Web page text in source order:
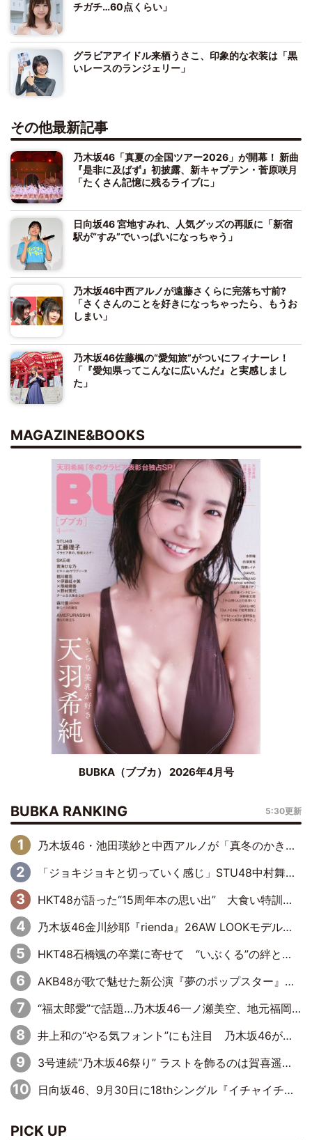
チガチ…60点くらい」
グラビアアイドル来栖うさこ、印象的な衣装は「黒
いレースのランジェリー」
その他最新記事
乃木坂46「真夏の全国ツアー2026」が開幕！ 新曲
『是非に及ばず』初披露、新キャプテン・菅原咲月
「たくさん記憶に残るライブに」
日向坂46 宮地すみれ、人気グッズの再販に「新宿
駅が“すみ”でいっぱいになっちゃう」
乃木坂46中西アルノが遠藤さくらに完落ち寸前?
「さくさんのことを好きになっちゃったら、もうお
しまい」
乃木坂46佐藤楓の“愛知旅”がついにフィナーレ！
「『愛知県ってこんなに広いんだ』と実感しまし
た」
MAGAZINE&BOOKS
BUBKA（ブブカ） 2026年4月号
BUBKA RANKING 5:30更新
乃木坂46・池田瑛紗と中西アルノが「真冬のかき氷」騒動で火花散らす！ 因縁の裏にあるのは、逆境をともに“凌”ぐ似た者同士の絆
「ジョキジョキと切っていく感じ」STU48中村舞、新しい挑戦は自らの手で
HKT48が語った“15周年本の思い出” 大食い特訓・守護霊企画・制服グラビア…盛りだくさんの裏話
乃木坂46金川紗耶『rienda』26AW LOOKモデルに就任
HKT48石橋颯の卒業に寄せて “いぶくる”の絆と後輩・龍頭綺音の決意
AKB48が歌で魅せた新公演『夢のポップスター』 初日から全身全霊のステージ
“福太郎愛”で話題…乃木坂46一ノ瀬美空、地元福岡『めんべい25周年トップサポーター』に就任
井上和の“やる気フォント”にも注目 乃木坂46が挑んだ書道パフォーマンスの舞台裏
3号連続“乃木坂46祭り” ラストを飾るのは賀喜遥香…5年ぶりの登場に「5年分大人になった私を見ていただけたら」
日向坂46、9月30日に18thシングル『イチャイチャ虫』の発売決定！ フォーメーションは『日向坂で会いましょう』にて発表
PICK UP